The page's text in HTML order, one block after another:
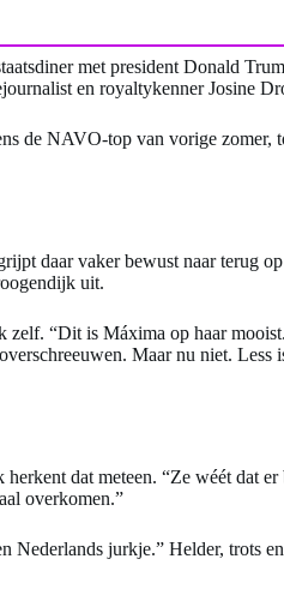
met president Donald
en royaltykenner Josine
de NAVO-top van vorige
daar vaker bewust naar terug
uit.
“Dit is Máxima op haar
Maar nu niet.
dat meteen. “Ze wéét dat
overkomen.”
Nederlands jurkje.” Helder, trots